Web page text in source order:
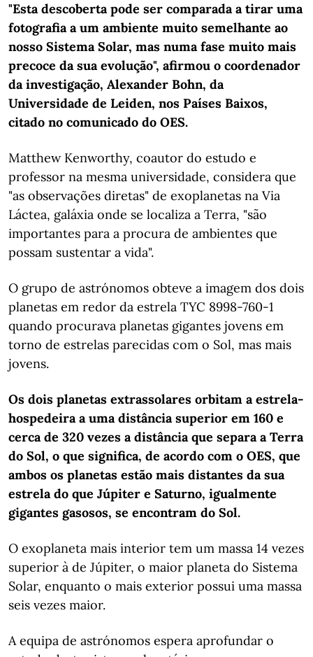
"Esta descoberta pode ser comparada a tirar uma
fotografia a um ambiente muito semelhante ao
nosso Sistema Solar, mas numa fase muito mais
precoce da sua evolução", afirmou o coordenador
da investigação, Alexander Bohn, da
Universidade de Leiden, nos Países Baixos,
citado no comunicado do OES.
Matthew Kenworthy, coautor do estudo e
professor na mesma universidade, considera que
"as observações diretas" de exoplanetas na Via
Láctea, galáxia onde se localiza a Terra, "são
importantes para a procura de ambientes que
possam sustentar a vida".
O grupo de astrónomos obteve a imagem dos dois
planetas em redor da estrela TYC 8998-760-1
quando procurava planetas gigantes jovens em
torno de estrelas parecidas com o Sol, mas mais
jovens.
Os dois planetas extrassolares orbitam a estrela-
hospedeira a uma distância superior em 160 e
cerca de 320 vezes a distância que separa a Terra
do Sol, o que significa, de acordo com o OES, que
ambos os planetas estão mais distantes da sua
estrela do que Júpiter e Saturno, igualmente
gigantes gasosos, se encontram do Sol.
O exoplaneta mais interior tem um massa 14 vezes
superior à de Júpiter, o maior planeta do Sistema
Solar, enquanto o mais exterior possui uma massa
seis vezes maior.
A equipa de astrónomos espera aprofundar o